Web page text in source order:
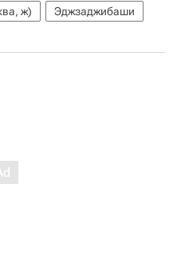
ж)
Эджзаджибаши